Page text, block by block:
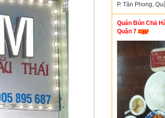
P. Tân Phong,
Quán Bún Chả
Quận 7